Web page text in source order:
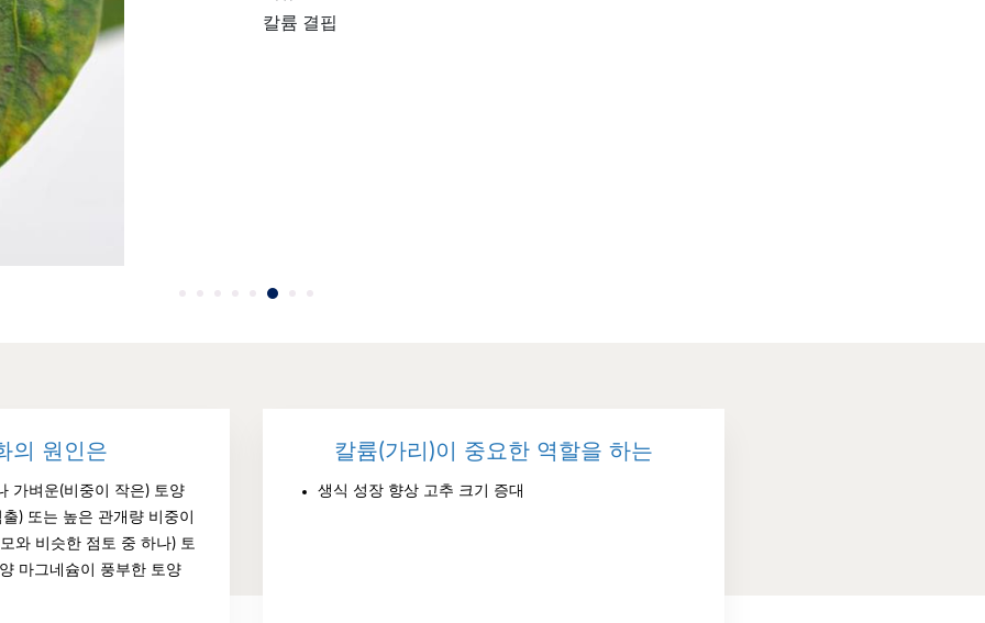
칼륨 결핍
의 원인은
가벼운(비중이 작은) 토양
) 또는 높은 관개량 비중이
와 비슷한 점토 중 하나) 토
마그네슘이 풍부한 토양
칼륨(가리)이 중요한 역할을 하는
생식 성장 향상 고추 크기 증대